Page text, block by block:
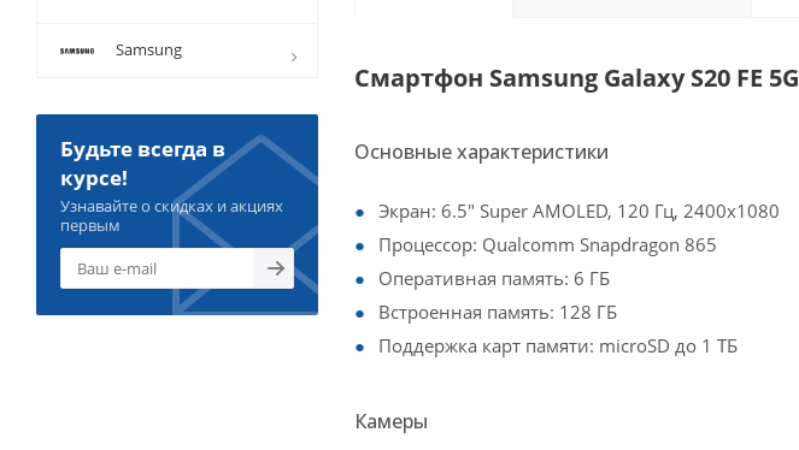
Смартфон Samsung Galaxy S20 FE 5G
Основные характеристики
Экран: 6.5" Super AMOLED, 120 Гц, 2400x1080
Процессор: Qualcomm Snapdragon 865
Оперативная память: 6 ГБ
Встроенная память: 128 ГБ
Поддержка карт памяти: microSD до 1 ТБ
Камеры
Samsung
Будьте всегда в
курсе!
Узнавайте о скидках и акциях
первым